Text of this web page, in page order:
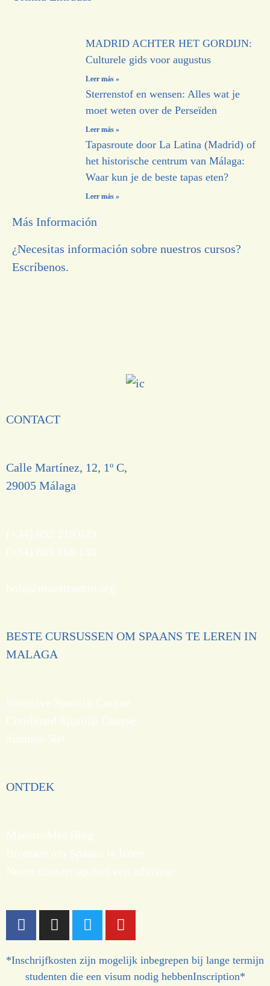
MADRID ACHTER HET GORDIJN:
Culturele gids voor augustus
Leer más »
Sterrenstof en wensen: Alles wat je
moet weten over de Perseïden
Leer más »
Tapasroute door La Latina (Madrid) of
het historische centrum van Málaga:
Waar kun je de beste tapas eten?
Leer más »
Más Información
¿Necesitas información sobre nuestros cursos?
Escríbenos.
CONTACT
Calle Martínez, 12, 1º C,
29005 Málaga
BESTE CURSUSSEN OM SPAANS TE LEREN IN
MALAGA
ONTDEK
*Inschrijfkosten zijn mogelijk inbegrepen bij lange termijn
studenten die een visum nodig hebbenInscription*